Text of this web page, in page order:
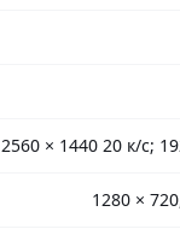
2560 × 1440 20 к/с;
1280 ×